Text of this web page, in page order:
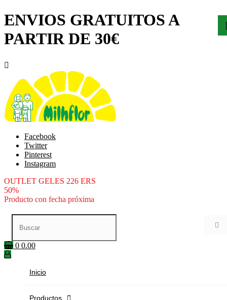
ENVIOS GRATUITOS A
PARTIR DE 30€

Facebook
Twitter
Pinterest
Instagram
OUTLET GELES 226 ERS
50%
Producto con fecha próxima

0 0.00
Inicio
Productos 